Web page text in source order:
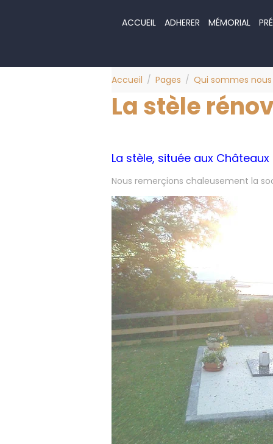
ACCUEIL ADHERER MÉMORIAL
Accueil Pages Qui sommes nous
La stèle
La stèle, située aux Châteaux
Nous remerçions chaleusement la